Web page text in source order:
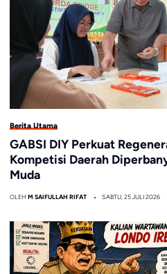
Berita Utama
GABSI DIY Perkuat
Kompetisi Daerah
Muda
OLEH M SAIFULLAH RIFAT SABTU, 25 JULI 2026